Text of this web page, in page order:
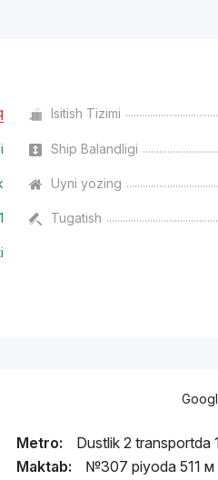
Isitish Tizimi
Ship Balandligi
Uyni yozing
1 Tugatish
Metro:
Dustlik 2 transportda
Maktab:
№307 piyoda 511 м